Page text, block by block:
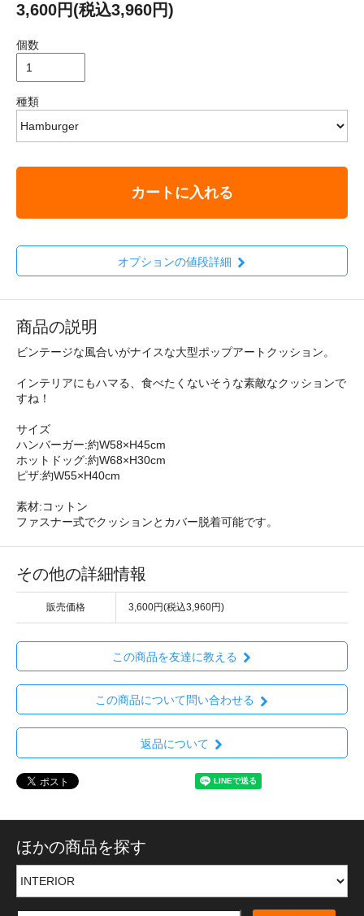
3,600円(税込3,960円)
個数
種類
カートに入れる
オプションの値段詳細
商品の説明
ビンテージな風合いがナイスな大型ポップアートクッション。
インテリアにもハマる、食べたくないそうな素敵なクッションで
すね！
サイズ
ハンバーガー:約W58×H45cm
ホットドッグ:約W68×H30cm
ピザ:約W55×H40cm
素材:コットン
ファスナー式でクッションとカバー脱着可能です。
その他の詳細情報
販売価格 3,600円(税込3,960円)
この商品を友達に教える
この商品について問い合わせる
返品について
ほかの商品を探す